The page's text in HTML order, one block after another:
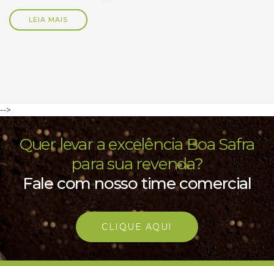
LEIA MAIS
-->
Quer levar a excelência Boa Safra
para sua revenda?
Fale com nosso time comercial
CLIQUE AQUI